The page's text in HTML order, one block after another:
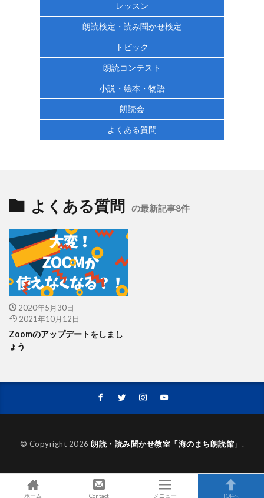
レッスン
朗読検定・読み聞かせ検定
トピック
朗読コンテスト
小説・絵本・物語
朗読会
よくある質問
よくある質問 の最新記事8件
2020年5月30日
2021年10月12日
Zoomのアップデートをしまし
ょう
© Copyright 2026朗読・読み聞かせ教室「海のまち朗読館」 .
ホーム Contact メニュー TOPへ